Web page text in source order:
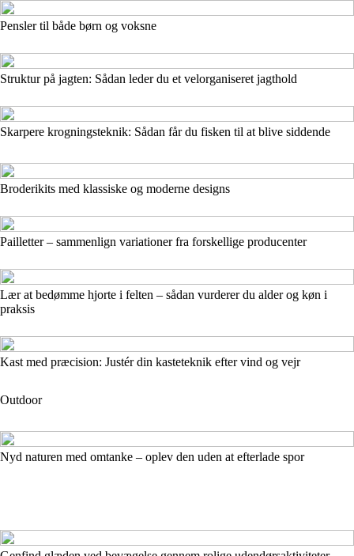
Pensler til både børn og voksne
Struktur på jagten: Sådan leder du et velorganiseret jagthold
Skarpere krognings­teknik: Sådan får du fisken til at blive siddende
Broderikits med klassiske og moderne designs
Pailletter – sammenlign variationer fra forskellige producenter
Lær at bedømme hjorte i felten – sådan vurderer du alder og køn i
praksis
Kast med præcision: Justér din kasteteknik efter vind og vejr
Outdoor
Nyd naturen med omtanke – oplev den uden at efterlade spor